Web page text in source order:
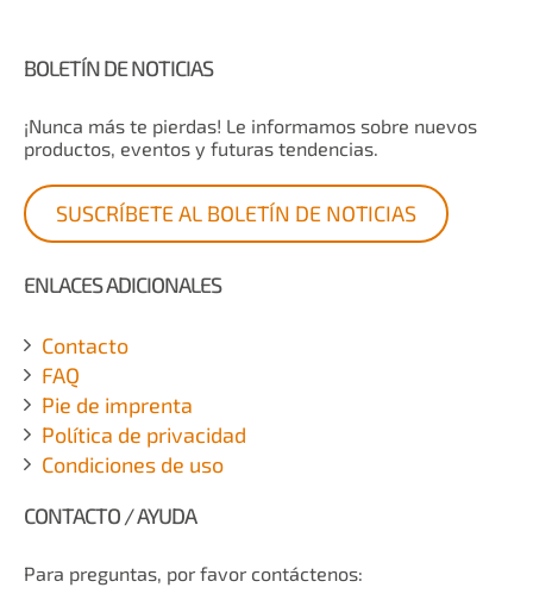
BOLETÍN DE NOTICIAS
¡Nunca más te pierdas! Le informamos sobre nuevos
productos, eventos y futuras tendencias.
SUSCRÍBETE AL BOLETÍN DE NOTICIAS
ENLACES ADICIONALES
Contacto
FAQ
Pie de imprenta
Política de privacidad
Condiciones de uso
CONTACTO / AYUDA
Para preguntas, por favor contáctenos: